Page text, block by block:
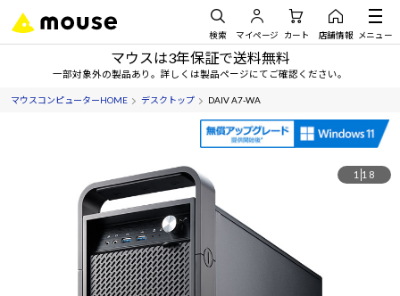
検索 マイページ カート 店舗情報 メニュー
マウスは3年保証で送料無料
一部対象外の製品あり。詳しくは製品ページにてご確認ください。
マウスコンピューターHOME デスクトップ DAIV A7-WA
1 18